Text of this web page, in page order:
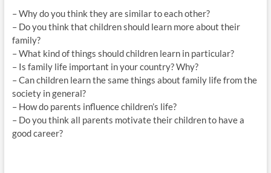
– Why do you think they are similar to each other?
– Do you think that children should learn more about their
family?
– What kind of things should children learn in particular?
– Is family life important in your country? Why?
– Can children learn the same things about family life from the
society in general?
– How do parents influence children’s life?
– Do you think all parents motivate their children to have a
good career?